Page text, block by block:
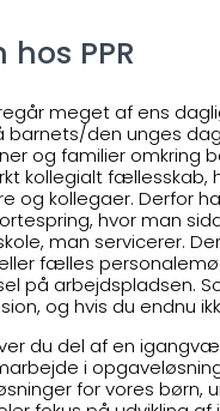
PPR
meget af ens
den unges
og familier omkring
kollegialt fællesskab,
og kollegaer. Derfor
hvor man
man servicerer.
fælles
på arbejdspladsen.
og hvis du endnu
du del af en
i
for vores børn,